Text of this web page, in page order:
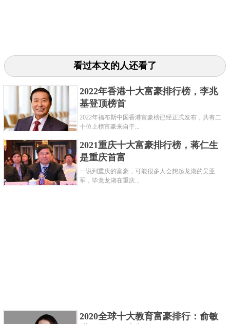
升迁赴任，回京述职，都得给他送礼。此外，他还派
亲信到地方供职，为其敛财。
刘瑾其收受贿赂所得据说合为33万公斤黄金、805万公
斤白银，而李自成打进北京时收缴崇祯一年的全国财
政收入仅为白银20万公斤。刘瑾的财产如果放到今
天，应该有960亿元左右，是一个骇人的天文数字。
2001年《亚洲华尔街日报》将他列为过去1000年来，
全球最富有的50人之一。
看过本文的人还看了
2022年香港十大富豪排行榜，李兆
基登顶榜首
2022年福布斯中国香港富豪榜已经正式发布，共有二
十位上榜富豪来自于...
2021重庆十大富豪排行榜，蒋仁生
是重庆首富
一说到重庆的富豪，可能很多人会想起龙湖的吴亚
军，毕竟龙湖在重庆...
2020全球十大教育富豪排行：俞敏